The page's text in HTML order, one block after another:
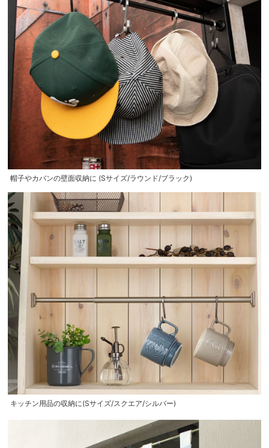
帽子やカバンの壁面収納に (Sサイズ/ラウンド/ブラック)
キッチン用品の収納に(Sサイズ/スクエア/シルバー)